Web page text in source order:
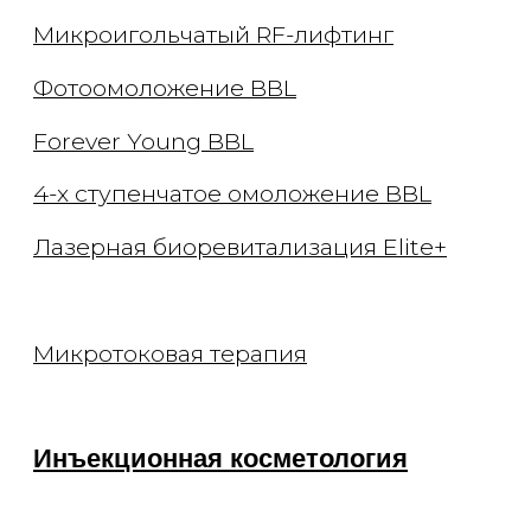
Консультации
Приём невролога
Заявления
Договор оферты
Приём трихолога